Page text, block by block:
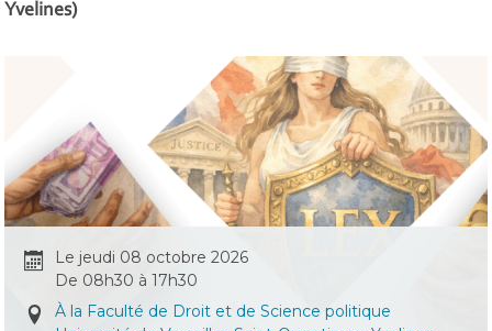
Yvelines)
Le jeudi 08 octobre 2026
De 08h30 à 17h30
À la Faculté de Droit et de Science politique